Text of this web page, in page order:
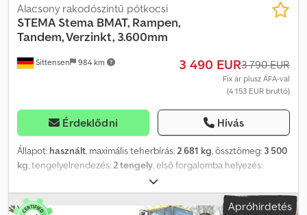
Sittensen 984 km
Alacsony rakodószintű pótkocsi
STEMA Stema BMAT, Rampen,
Tandem, Verzinkt, 3.600mm
3 490 EUR3 790 EUR
Fix ár plusz ÁFA-val
(4 153 EUR bruttó)
Érdeklődni Hívás
Állapot: használt, maximális teherbírás: 2 681 kg, össztömeg: 3 500
kg , tengelyelrendezés: 2 tengely , első forgalomba helyezés:
3 600 mm, rakodótér szélesség:
raktérmagasság:200 mm, teljes szélesség:2 400 mm, teljes
magasság:
, Autószállító felépítmény, tüzihorganyzott, V-
Apróhirdetés